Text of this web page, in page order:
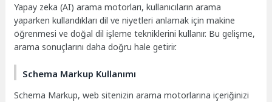
Yapay zeka (AI) arama motorları, kullanıcıların arama
yaparken kullandıkları dil ve niyetleri anlamak için makine
öğrenmesi ve doğal dil işleme tekniklerini kullanır. Bu gelişme,
arama sonuçlarını daha doğru hale getirir.
Schema Markup Kullanımı
Schema Markup, web sitenizin arama motorlarına içeriğinizi